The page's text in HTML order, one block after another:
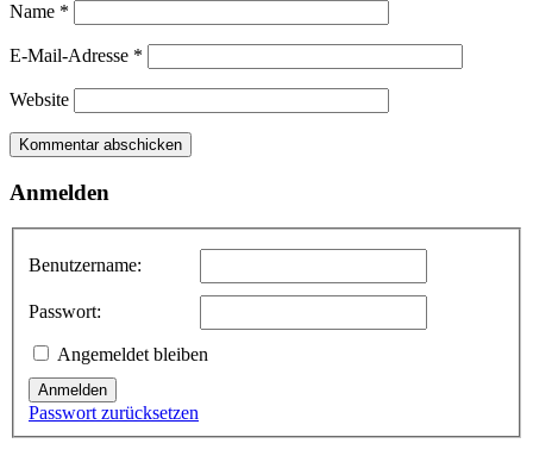
Name *
E-Mail-Adresse *
Website
Anmelden
Benutzername:
Passwort:
Angemeldet bleiben
Anmelden
Passwort zurücksetzen